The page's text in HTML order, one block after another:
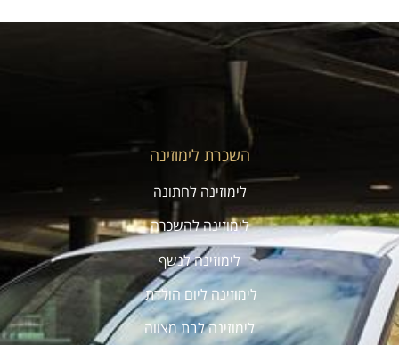
השכרת לימוזינה
לימוזינה לחתונה
לימוזינה להשכרה
לימוזינה לנשף
לימוזינה ליום הולדת
לימוזינה לבת מצווה